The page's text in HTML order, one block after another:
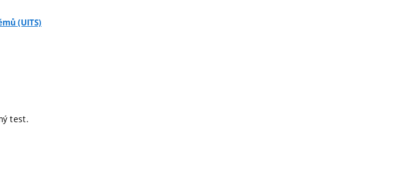
(UITS)
test.